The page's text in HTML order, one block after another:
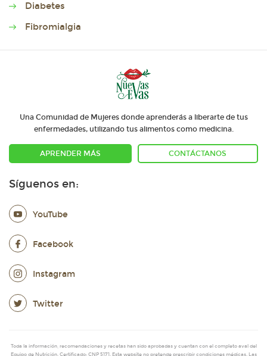
Diabetes
Fibromialgia
Una Comunidad de Mujeres donde aprenderás a liberarte de tus
enfermedades, utilizando tus alimentos como medicina.
APRENDER MÁS CONTÁCTANOS
Síguenos en:
YouTube
Facebook
Instagram
Twitter
Toda la información, recomendaciones y recetas han sido aprobadas y cuentan con el completo aval del
Equipo de Nutrición. Certificado: CNP 5171. Esta website no pretende prescribir condiciones médicas. Las